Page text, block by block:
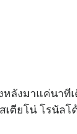
หลังมาแค่นาที
เตียโน่ โรนัล